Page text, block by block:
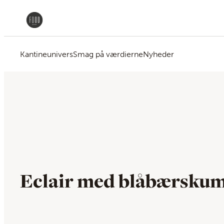
KantineuniversSmag på værdierneNyheder
Eclair med